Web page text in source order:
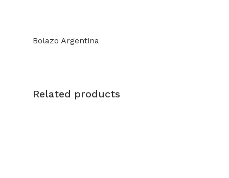
Bolazo Argentina
Related products